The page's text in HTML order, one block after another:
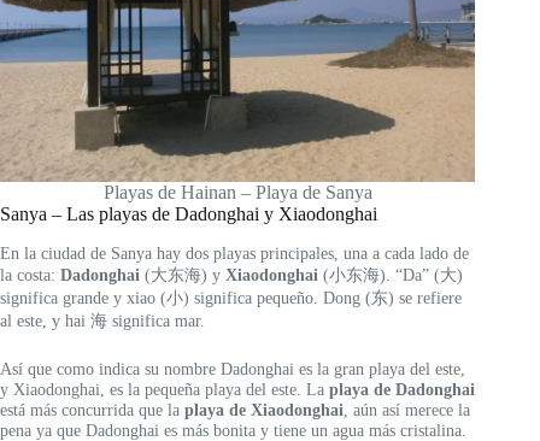
Playas de Hainan – Playa de Sanya
Sanya – Las playas de Dadonghai y Xiaodonghai
En la ciudad de Sanya hay dos playas principales, una a cada lado de
la costa: Dadonghai (大东海) y Xiaodonghai (小东海). “Da” (大)
significa grande y xiao (小) significa pequeño. Dong (东) se refiere
al este, y hai 海 significa mar.
Así que como indica su nombre Dadonghai es la gran playa del este,
y Xiaodonghai, es la pequeña playa del este. La playa de Dadonghai
está más concurrida que la playa de Xiaodonghai , aún así merece la
pena ya que Dadonghai es más bonita y tiene un agua más cristalina.